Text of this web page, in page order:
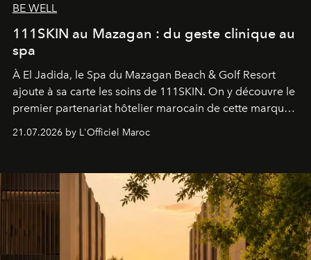
BE WELL
111SKIN au Mazagan : du geste clinique au
spa
À El Jadida, le Spa du Mazagan Beach & Golf Resort
ajoute à sa carte les soins de 111SKIN. On y découvre le
premier partenariat hôtelier marocain de cette marque
britannique, née dans un cabinet de chirurgie plastique
londonien et construite depuis autour d'un actif breveté,
21.07.2026 by L'Officiel Maroc